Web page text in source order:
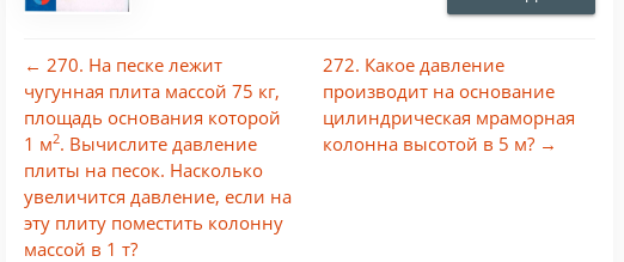
← 270. На песке лежит
чугунная плита массой 75 кг,
площадь основания которой
1 м2. Вычислите давление
плиты на песок. Насколько
увеличится давление, если на
эту плиту поместить колонну
массой в 1 т?
272. Какое давление
производит на основание
цилиндрическая мраморная
колонна высотой в 5 м? →